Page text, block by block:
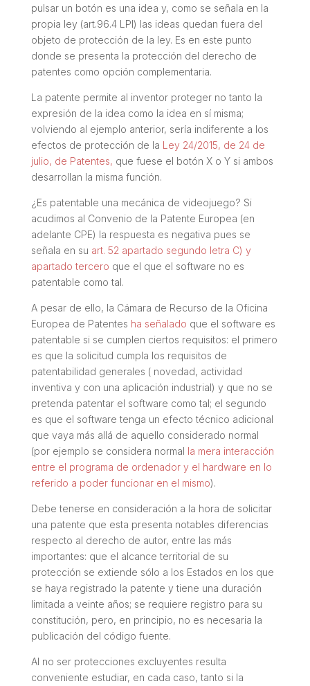
pulsar un botón es una idea y, como se señala en la
propia ley (art.96.4 LPI) las ideas quedan fuera del
objeto de protección de la ley. Es en este punto
donde se presenta la protección del derecho de
patentes como opción complementaria.
La patente permite al inventor proteger no tanto la
expresión de la idea como la idea en sí misma;
volviendo al ejemplo anterior, sería indiferente a los
efectos de protección de la Ley 24/2015, de 24 de
julio, de Patentes, que fuese el botón X o Y si ambos
desarrollan la misma función.
¿Es patentable una mecánica de videojuego? Si
acudimos al Convenio de la Patente Europea (en
adelante CPE) la respuesta es negativa pues se
señala en su art. 52 apartado segundo letra C) y
apartado tercero que el que el software no es
patentable como tal.
A pesar de ello, la Cámara de Recurso de la Oficina
Europea de Patentes ha señalado que el software es
patentable si se cumplen ciertos requisitos: el primero
es que la solicitud cumpla los requisitos de
patentabilidad generales ( novedad, actividad
inventiva y con una aplicación industrial) y que no se
pretenda patentar el software como tal; el segundo
es que el software tenga un efecto técnico adicional
que vaya más allá de aquello considerado normal
(por ejemplo se considera normal la mera interacción
entre el programa de ordenador y el hardware en lo
referido a poder funcionar en el mismo).
Debe tenerse en consideración a la hora de solicitar
una patente que esta presenta notables diferencias
respecto al derecho de autor, entre las más
importantes: que el alcance territorial de su
protección se extiende sólo a los Estados en los que
se haya registrado la patente y tiene una duración
limitada a veinte años; se requiere registro para su
constitución, pero, en principio, no es necesaria la
publicación del código fuente.
Al no ser protecciones excluyentes resulta
conveniente estudiar, en cada caso, tanto si la